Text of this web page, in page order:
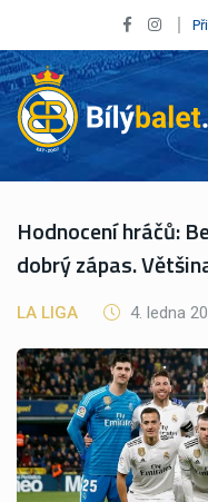
Hodnocení hráčů:
dobrý zápas.
LA LIGA 4. ledna